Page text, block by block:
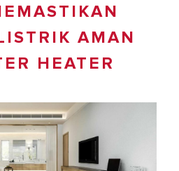
AMAN
HEATER